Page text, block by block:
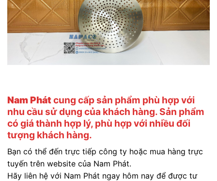
Nam Phátcung cấp sản phẩm phù hợp với
nhu cầu sử dụng của khách hàng. Sản phẩm
có giá thành hợp lý, phù hợp với nhiều đối
tượng khách hàng.
Bạn có thể đến trực tiếp công ty hoặc mua hàng trực
tuyến trên website của Nam Phát.
Hãy liên hệ với Nam Phát ngay hôm nay để được tư